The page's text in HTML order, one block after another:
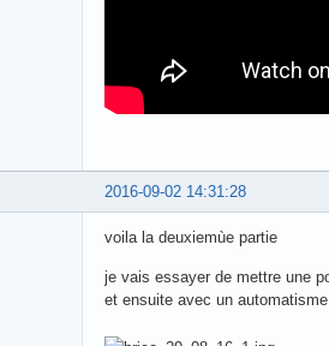
2016-09-02 14:31:28
voila la deuxiemùe partie
je vais essayer de mettre une
et ensuite avec un